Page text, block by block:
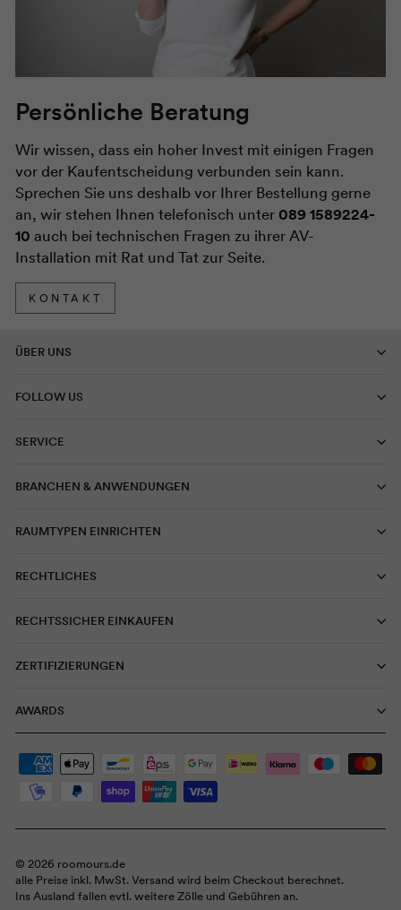
Persönliche Beratung
Wir wissen, dass ein hoher Invest mit einigen Fragen
vor der Kaufentscheidung verbunden sein kann.
Sprechen Sie uns deshalb vor Ihrer Bestellung gerne
an, wir stehen Ihnen telefonisch unter 089 1589224-
10 auch bei technischen Fragen zu ihrer AV-
Installation mit Rat und Tat zur Seite.
KONTAKT
ÜBER UNS
FOLLOW US
SERVICE
BRANCHEN & ANWENDUNGEN
RAUMTYPEN EINRICHTEN
RECHTLICHES
RECHTSSICHER EINKAUFEN
ZERTIFIZIERUNGEN
AWARDS
© 2026 roomours.de
alle Preise inkl. MwSt. Versand wird beim Checkout berechnet.
Ins Ausland fallen evtl. weitere Zölle und Gebühren an.